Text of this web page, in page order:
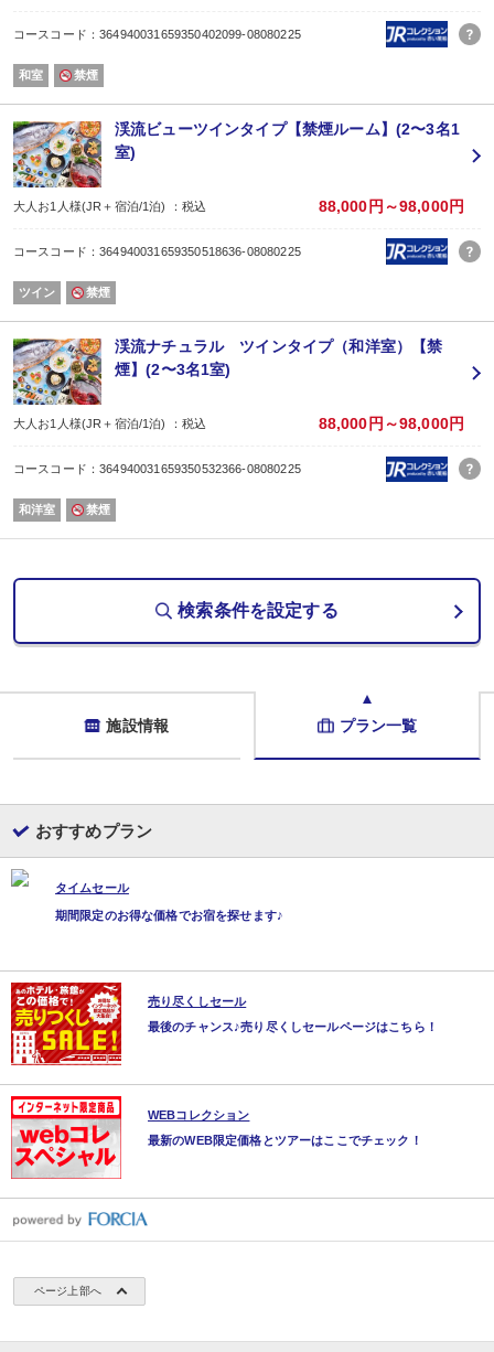
※お料理の写真はイメージとなります。仕入状況により内容が変更となる場合
【ファミリー利用のお客様へ】
・3歳〜小学生未満お子様「幼児(食事・布団付)」
・0歳〜2歳のお子様「幼児(布団のみ)」または「幼児(食事・布団不要)」どち
・0歳〜2歳のお子様はバイキングはサービスでお召し上がりいただけます。
コースコード：364940031659350402099-08080225
和室 禁煙
渓流ビューツインタイプ【禁煙ルーム】(2〜3名1
室)
大人お1人様(JR＋宿泊/1泊) ：税込 88,000円～98,000円
コースコード：364940031659350518636-08080225
ツイン 禁煙
渓流ナチュラル ツインタイプ（和洋室）【禁
煙】(2〜3名1室)
大人お1人様(JR＋宿泊/1泊) ：税込 88,000円～98,000円
コースコード：364940031659350532366-08080225
和洋室 禁煙
検索条件を設定する
施設情報 プラン一覧
おすすめプラン
タイムセール
期間限定のお得な価格でお宿を探せます♪
売り尽くしセール
最後のチャンス♪売り尽くしセールページはこちら！
WEBコレクション
最新のWEB限定価格とツアーはここでチェック！
ページ上部へ